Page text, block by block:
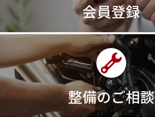
会員登録
整備のご相談